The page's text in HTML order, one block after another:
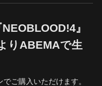
』
りABEMAで生
ご購入いただけます。